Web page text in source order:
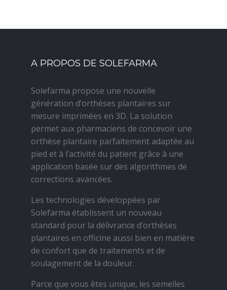
A PROPOS DE SOLEFARMA
Solefarma propose une nouvelle
génération d’orthèses plantaires sur
mesure imprimées en 3D. La solution
permet aux pharmaciens de concevoir une
orthèse plantaire parfaitement adaptée au
pied et à l’activité du patient grâce à une
application basée sur des algorithmes de
corrections avancées.
Les technologies développées par
Solefarma établissent un nouveau
standard pour la délivrance d’orthèses
plantaires en officine aussi bien en matière
de confort que de traitements et de
soulagement de la douleur.
Parce que vous êtes unique, les semelles